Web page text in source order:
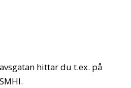
hittar du t.ex. på